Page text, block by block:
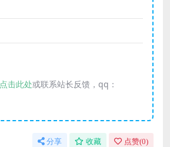
点击此处或联系站长反馈，qq：
分享 收藏 点赞(0)